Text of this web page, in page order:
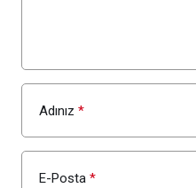
Adınız *
E-Posta *